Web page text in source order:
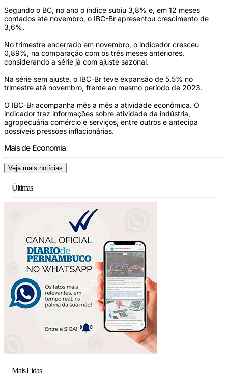
Segundo o BC, no ano o índice subiu 3,8% e, em 12 meses
contados até novembro, o IBC-Br apresentou crescimento de
3,6%.
No trimestre encerrado em novembro, o indicador cresceu
0,89%, na comparação com os três meses anteriores,
considerando a série já com ajuste sazonal.
Na série sem ajuste, o IBC-Br teve expansão de 5,5% no
trimestre até novembro, frente ao mesmo período de 2023.
O IBC-Br acompanha mês a mês a atividade econômica. O
indicador traz informações sobre atividade da indústria,
agropecuária comércio e serviços, entre outros e antecipa
possíveis pressões inflacionárias.
Mais de Economia
Veja mais notícias
Últimas
Mais Lidas